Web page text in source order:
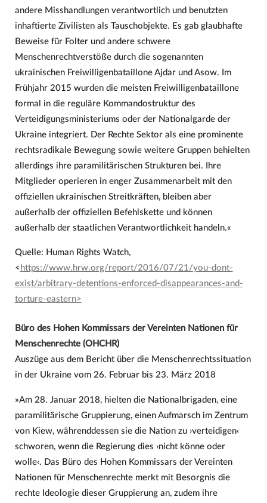
andere Misshandlungen verantwortlich und benutzten
inhaftierte Zivilisten als Tauschobjekte. Es gab glaubhafte
Beweise für Folter und andere schwere
Menschenrechtverstöße durch die sogenannten
ukrainischen Freiwilligenbataillone Ajdar und Asow. Im
Frühjahr 2015 wurden die meisten Freiwilligenbataillone
formal in die reguläre Kommandostruktur des
Verteidigungsministeriums oder der Nationalgarde der
Ukraine integriert. Der Rechte Sektor als eine prominente
rechtsradikale Bewegung sowie weitere Gruppen behielten
allerdings ihre paramilitärischen Strukturen bei. Ihre
Mitglieder operieren in enger Zusammenarbeit mit den
offiziellen ukrainischen Streitkräften, bleiben aber
außerhalb der offiziellen Befehlskette und können
außerhalb der staatlichen Verantwortlichkeit handeln.«
Quelle: Human Rights Watch,
< https://www.hrw.org/report/2016/07/21/you-dont-
exist/arbitrary-detentions-enforced-disappearances-and-
torture-eastern>
Büro des Hohen Kommissars der Vereinten Nationen für
Menschenrechte (OHCHR)
Auszüge aus dem Bericht über die Menschenrechtssituation
in der Ukraine vom 26. Februar bis 23. März 2018
»Am 28. Januar 2018, hielten die Nationalbrigaden, eine
paramilitärische Gruppierung, einen Aufmarsch im Zentrum
von Kiew, währenddessen sie die Nation zu ›verteidigen‹
schworen, wenn die Regierung dies ›nicht könne oder
wolle‹. Das Büro des Hohen Kommissars der Vereinten
Nationen für Menschenrechte merkt mit Besorgnis die
rechte Ideologie dieser Gruppierung an, zudem ihre